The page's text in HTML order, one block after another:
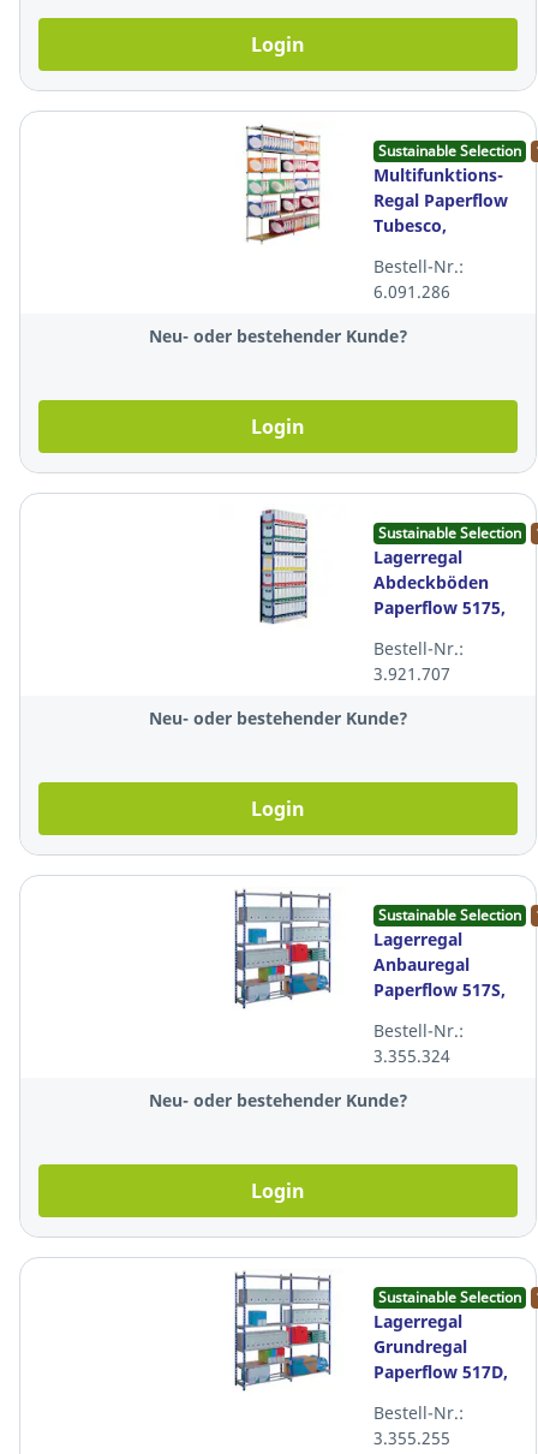
Login
Sustainable Selection
Multifunktions-
Regal Paperflow
Tubesco,
Ebenen, Stahl,
grau
Bestell-Nr.:
6.091.286
Neu- oder bestehender Kunde?
Login
Sustainable Selection
Lagerregal
Abdeckböden
Paperflow 5175,
Packung à 5
Stück
Bestell-Nr.:
3.921.707
Neu- oder bestehender Kunde?
Login
Sustainable Selection
Lagerregal
Anbauregal
Paperflow 517S,
(BxTxH)
Bestell-Nr.:
3.355.324
Neu- oder bestehender Kunde?
Login
Sustainable Selection
Lagerregal
Grundregal
Paperflow 517D,
(BxTxH)
Bestell-Nr.:
3.355.255